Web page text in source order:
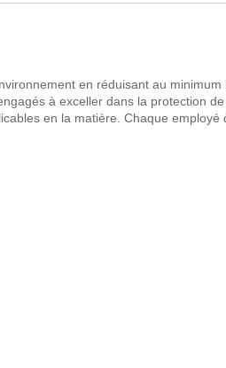
en réduisant au
à exceller dans la protection
en la matière. Chaque